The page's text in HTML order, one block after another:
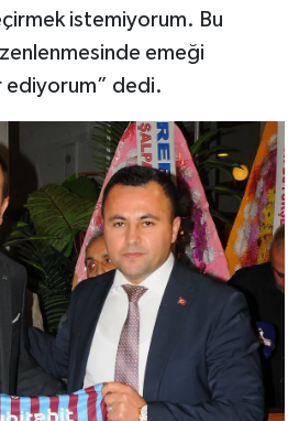
istemiyorum. Bu
emeği
ediyorum” dedi.